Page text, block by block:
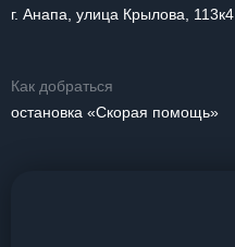
г. Анапа, улица Крылова, 113к4
Как добраться
остановка «Скорая помощь»